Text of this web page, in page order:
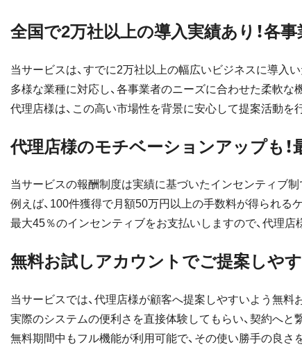
全国で2万社以上の導入実績あり！各
当サービスは、すでに2万社以上の幅広いビジネスに導入
多様な業種に対応し、各事業者のニーズに合わせた柔軟な
代理店様は、この高い市場性を背景に安心して提案活動を
代理店様のモチベーションアップも
当サービスの報酬制度は実績に基づいたインセンティブ制
例えば、100件獲得で月額50万円以上の手数料が得られる
最大45％のインセンティブをお支払いしますので、代理店
無料お試しアカウントでご提案しや
当サービスでは、代理店様が顧客へ提案しやすいよう無料
実際のシステムの便利さを直接体験してもらい、契約へと
無料期間中もフル機能が利用可能で、その使い勝手の良さ